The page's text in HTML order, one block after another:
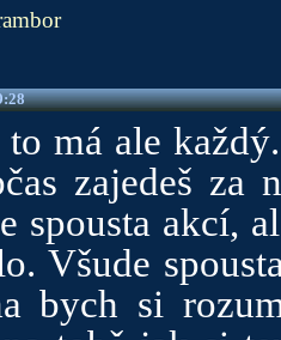
má ale
zajedeš za
spousta akcí,
Všude
bych si